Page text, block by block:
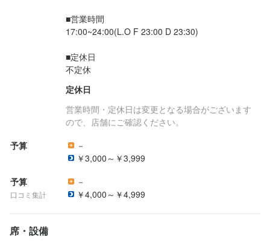
■営業時間
17:00~24:00(L.O F 23:00 D 23:30)
■定休日
不定休
定休日
営業時間・定休日は変更となる場合がございます
ので、店舗にご確認ください。
予算
－
￥3,000～￥3,999
予算
口コミ集計
－
￥4,000～￥4,999
席・設備
居酒屋花火 四日市店
三重県四日市市諏訪栄町14-6
連絡先
0909-122-1741
法人名・事業者名
居酒屋花火 四日市店
三重県四日市市諏訪栄町14-6
連絡先
0909-122-1741
法人名・事業者名
居酒屋花火 四日市店
三重県四日市市諏訪栄町14-6
連絡先
0909-122-1741
法人名・事業者名